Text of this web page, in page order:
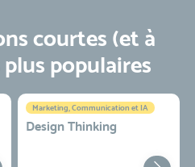
courtes (et à
populaires
Marketing, Communication et IA
Design Thinking